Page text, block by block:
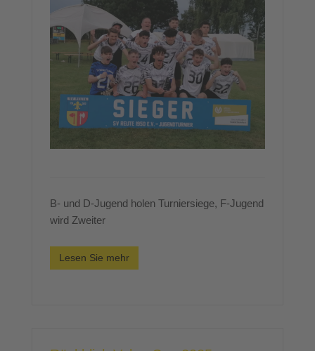
B- und D-Jugend holen Turniersiege, F-Jugend
wird Zweiter
Lesen Sie mehr